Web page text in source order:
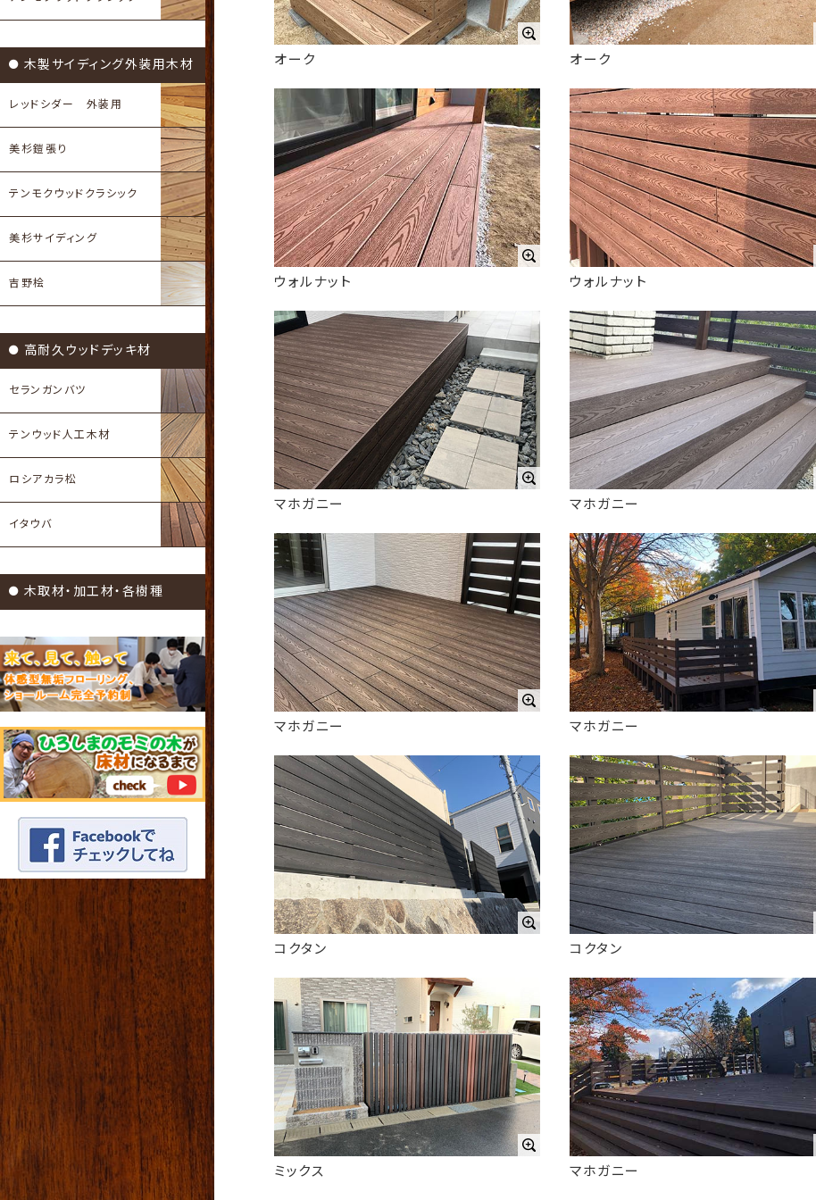
木製サイディング外装用木材
レッドシダー 外装用
美杉鎧張り
テンモクウッドクラシック
美杉サイディング
吉野桧
高耐久ウッドデッキ材
セランガンバツ
テンウッド人工木材
ロシアカラ松
イタウバ
木取材・加工材・各樹種
オーク オーク
ウォルナット ウォルナット
マホガニー マホガニー
マホガニー マホガニー
コクタン コクタン
ミックス マホガニー